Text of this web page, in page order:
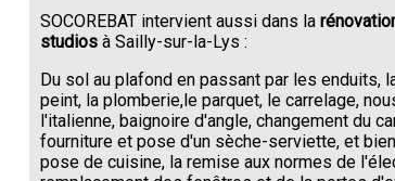
SOCOREBAT intervient aussi dans la
studiosà Sailly-sur-la-Lys :
Du sol au plafond en passant par les enduits,
peint, la plomberie,le parquet, le carrelage,
l'italienne, baignoire d'angle, changement du
fourniture et pose d'un sèche-serviette, et
pose de cuisine, la remise aux normes de